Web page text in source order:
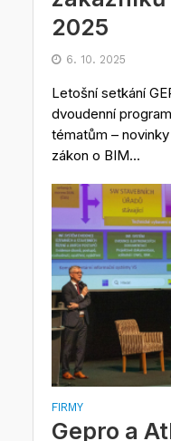
2025
6. 10. 2025
Letošní setkání
dvoudenní
tématům –
zákon o BIM...
FIRMY
Gepro a